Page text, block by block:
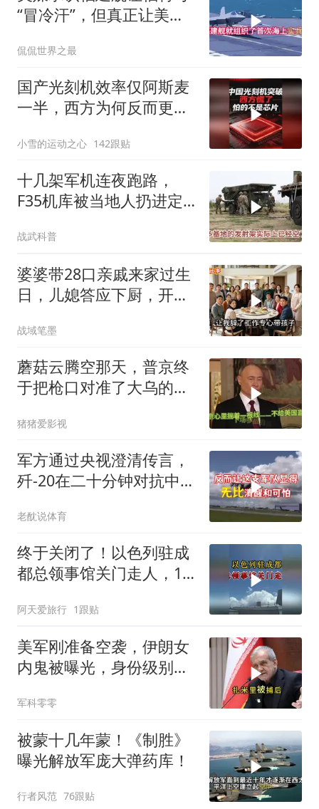
“冒冷汗”，但真正让美国
侃侃世界之最
国产光刻机效率仅阿斯麦
一半，西方为何反而更
小雪的运动之心 142跟贴
十几架军机连夜跑路，
F35机库被当地人扔进定
让人掀了个干净
战武科普
婆婆带28口亲戚来家过生
日，儿媳答应下厨，开饭
战域笔墨
蘑菇云腾空那天，普京终
于把枪口对准了大乌的军
猪猪爱影视
军方通过央视澄清传言，
歼-20在二十分钟对抗中被
老酖说体育
终于关闭了！以色列驻成
都总领事馆关门走人，12
阿天爱旅行 1跟贴
美军刚准备空袭，伊朗女
内鬼被曝光，身份级别很
军科零零
被蒙十几年蒙！《制胜》
曝光解放军庞大弹药库！
行者风范 76跟贴